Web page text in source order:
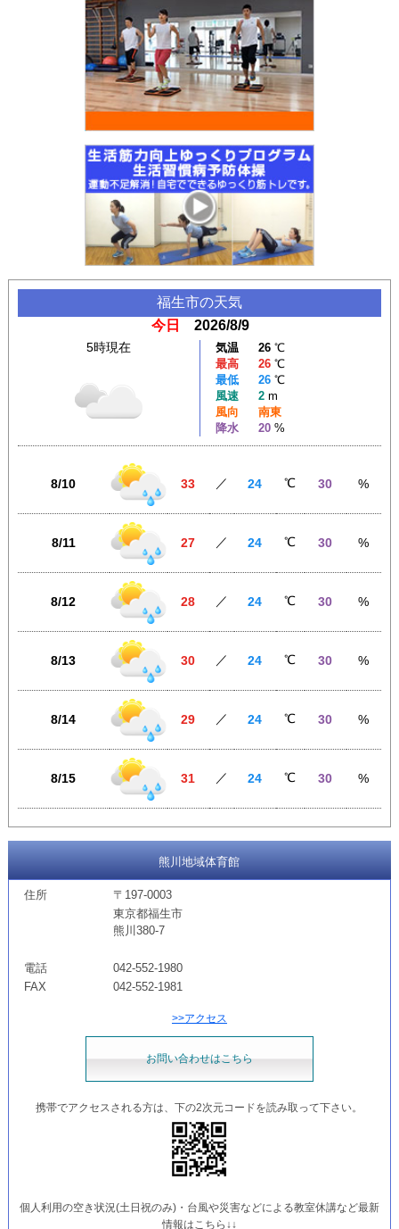
福生市の天気
今日2026/8/9
5時現在 気温 26℃
最高
26℃
最低
26℃
風速
2m
風向
南東
降水
20%
8/10 33 ／ 24 ℃ 30 %
8/11 27 ／ 24 ℃ 30 %
8/12 28 ／ 24 ℃ 30 %
8/13 30 ／ 24 ℃ 30 %
8/14 29 ／ 24 ℃ 30 %
8/15 31 ／ 24 ℃ 30 %
熊川地域体育館
住所
〒197-0003
東京都福生市
熊川380-7
電話
042-552-1980
FAX
042-552-1981
>>アクセス
お問い合わせはこちら
携帯でアクセスされる方は、下の2次元コードを読み取って下さい。
個人利用の空き状況(土日祝のみ)・台風や災害などによる教室休講など最新
情報はこちら↓↓